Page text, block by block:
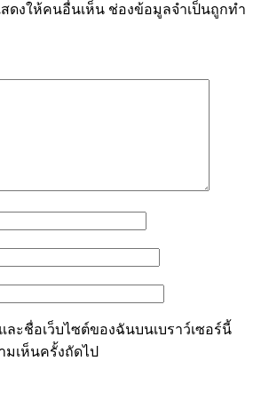
ดงให้คนอื่นเห็น ช่องข้อมูลจำเป็นถูกทำ
ะชื่อเว็บไซต์ของฉันบนเบราว์เซอร์นี้
มเห็นครั้งถัดไป